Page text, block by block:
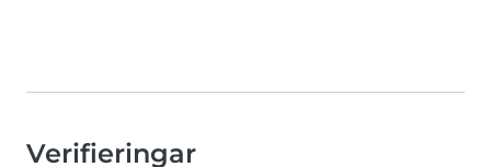
Verifieringar